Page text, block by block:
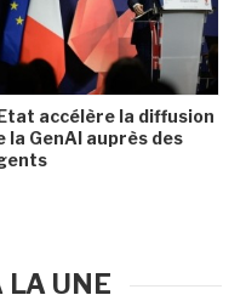
accélère la diffusion
la GenAI auprès des
LA UNE